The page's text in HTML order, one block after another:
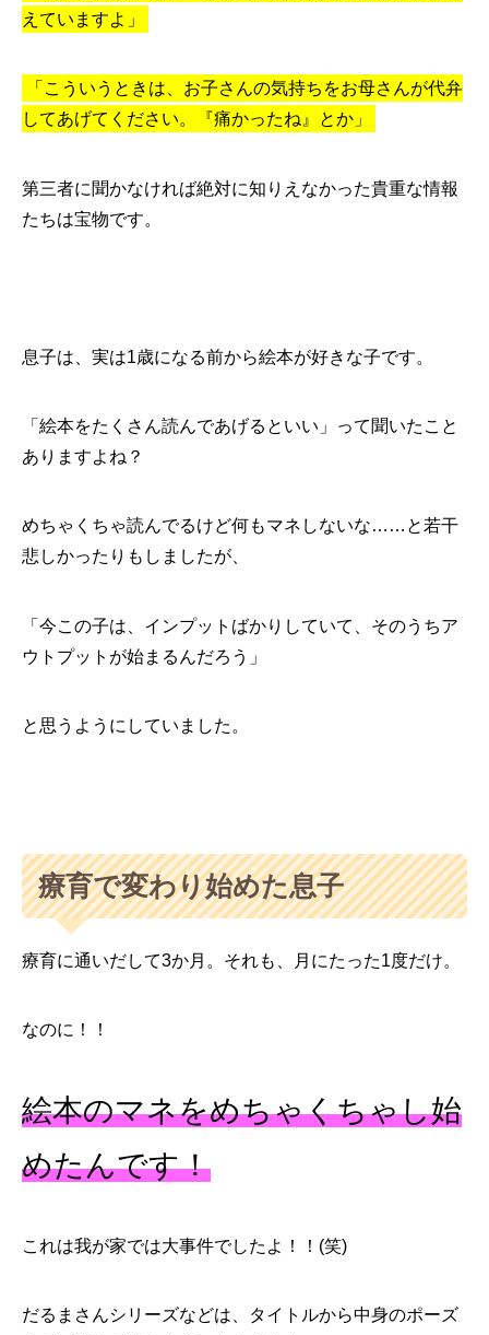
えていますよ」
「こういうときは、お子さんの気持ちをお母さんが代弁
してあげてください。『痛かったね』とか」
第三者に聞かなければ絶対に知りえなかった貴重な情報
たちは宝物です。
息子は、実は1歳になる前から絵本が好きな子です。
「絵本をたくさん読んであげるといい」って聞いたこと
ありますよね？
めちゃくちゃ読んでるけど何もマネしないな……と若干
悲しかったりもしましたが、
「今この子は、インプットばかりしていて、そのうちア
ウトプットが始まるんだろう」
と思うようにしていました。
療育で変わり始めた息子
療育に通いだして3か月。それも、月にたった1度だけ。
なのに！！
絵本のマネをめちゃくちゃし始
めたんです！
これは我が家では大事件でしたよ！！(笑)
だるまさんシリーズなどは、タイトルから中身のポーズ